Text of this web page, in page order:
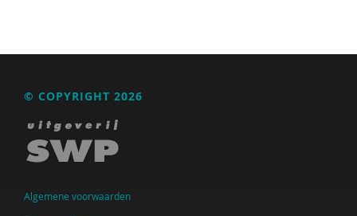
Tweede Kamer der Staten-Generaal
Godfried Engbersen
Trudi Janssens
© COPYRIGHT 2026
Algemene voorwaarden